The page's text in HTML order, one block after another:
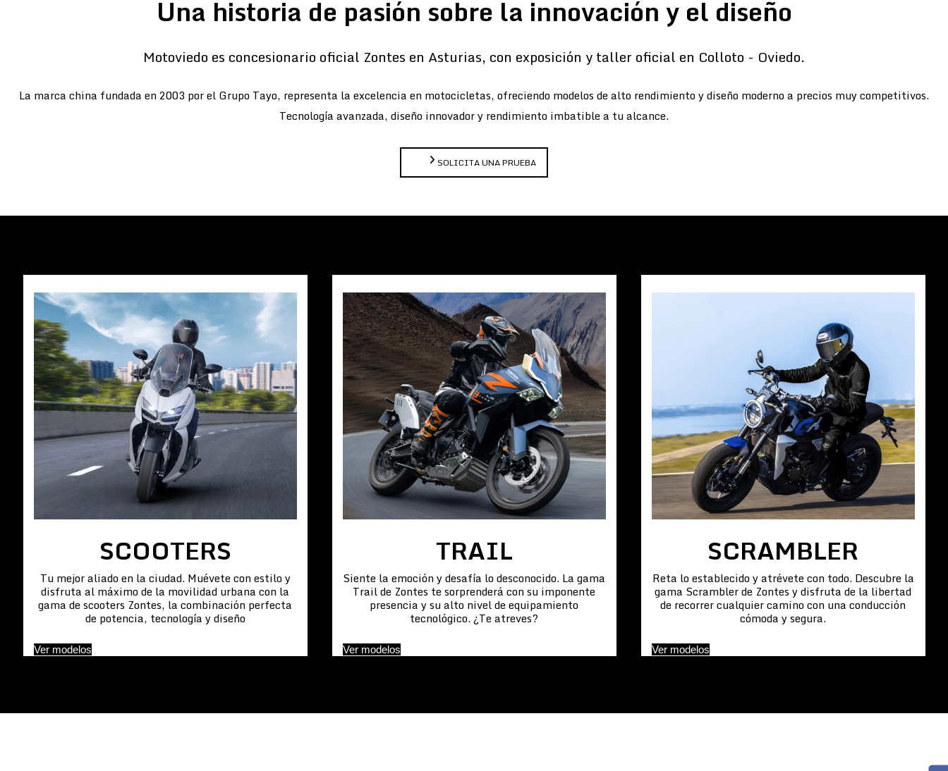
Una historia de pasión sobre la innovación y el diseño
Motoviedo es concesionario oficial Zontes en Asturias, con exposición y taller oficial en Colloto - Oviedo.
La marca china fundada en 2003 por el Grupo Tayo, representa la excelencia en motocicletas, ofreciendo modelos de alto rendimiento y diseño moderno a precios muy competitivos.
Tecnología avanzada, diseño innovador y rendimiento imbatible a tu alcance.
SOLICITA UNA PRUEBA
SCOOTERS
Tu mejor aliado en la ciudad. Muévete con estilo y
disfruta al máximo de la movilidad urbana con la
gama de scooters Zontes, la combinación perfecta
de potencia, tecnología y diseño
Ver modelos
TRAIL
Siente la emoción y desafía lo desconocido. La gama
Trail de Zontes te sorprenderá con su imponente
presencia y su alto nivel de equipamiento
tecnológico. ¿Te atreves?
Ver modelos
SCRAMBLER
Reta lo establecido y atrévete con todo. Descubre la
gama Scrambler de Zontes y disfruta de la libertad
de recorrer cualquier camino con una conducción
cómoda y segura.
Ver modelos